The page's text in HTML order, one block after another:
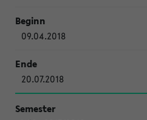
09.04.2018
20.07.2018